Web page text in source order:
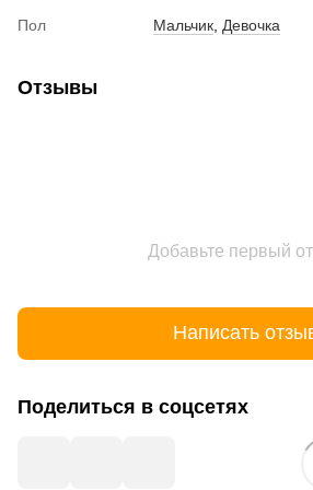
Пол Мальчик Девочка
Отзывы
Добавьте первый
Написать
Поделиться в соцсетях